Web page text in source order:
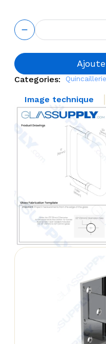
quantité
de
Round
Back to
Mounted
Handle
Categories:
Image technique